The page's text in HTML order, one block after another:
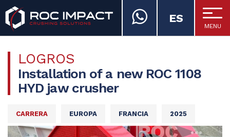
MENU
ES
LOGROS
Installation of a new ROC 1108
HYD jaw crusher
CARRERA EUROPA FRANCIA 2025